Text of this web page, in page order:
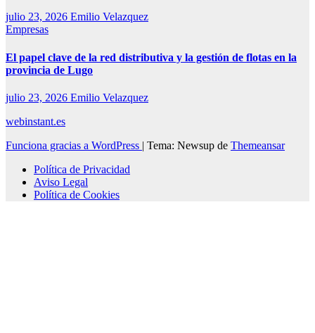
julio 23, 2026 Emilio Velazquez
Empresas
El papel clave de la red distributiva y la gestión de flotas en la
provincia de Lugo
julio 23, 2026 Emilio Velazquez
webinstant.es
Funciona gracias a WordPress | Tema: Newsup de Themeansar
Política de Privacidad
Aviso Legal
Política de Cookies